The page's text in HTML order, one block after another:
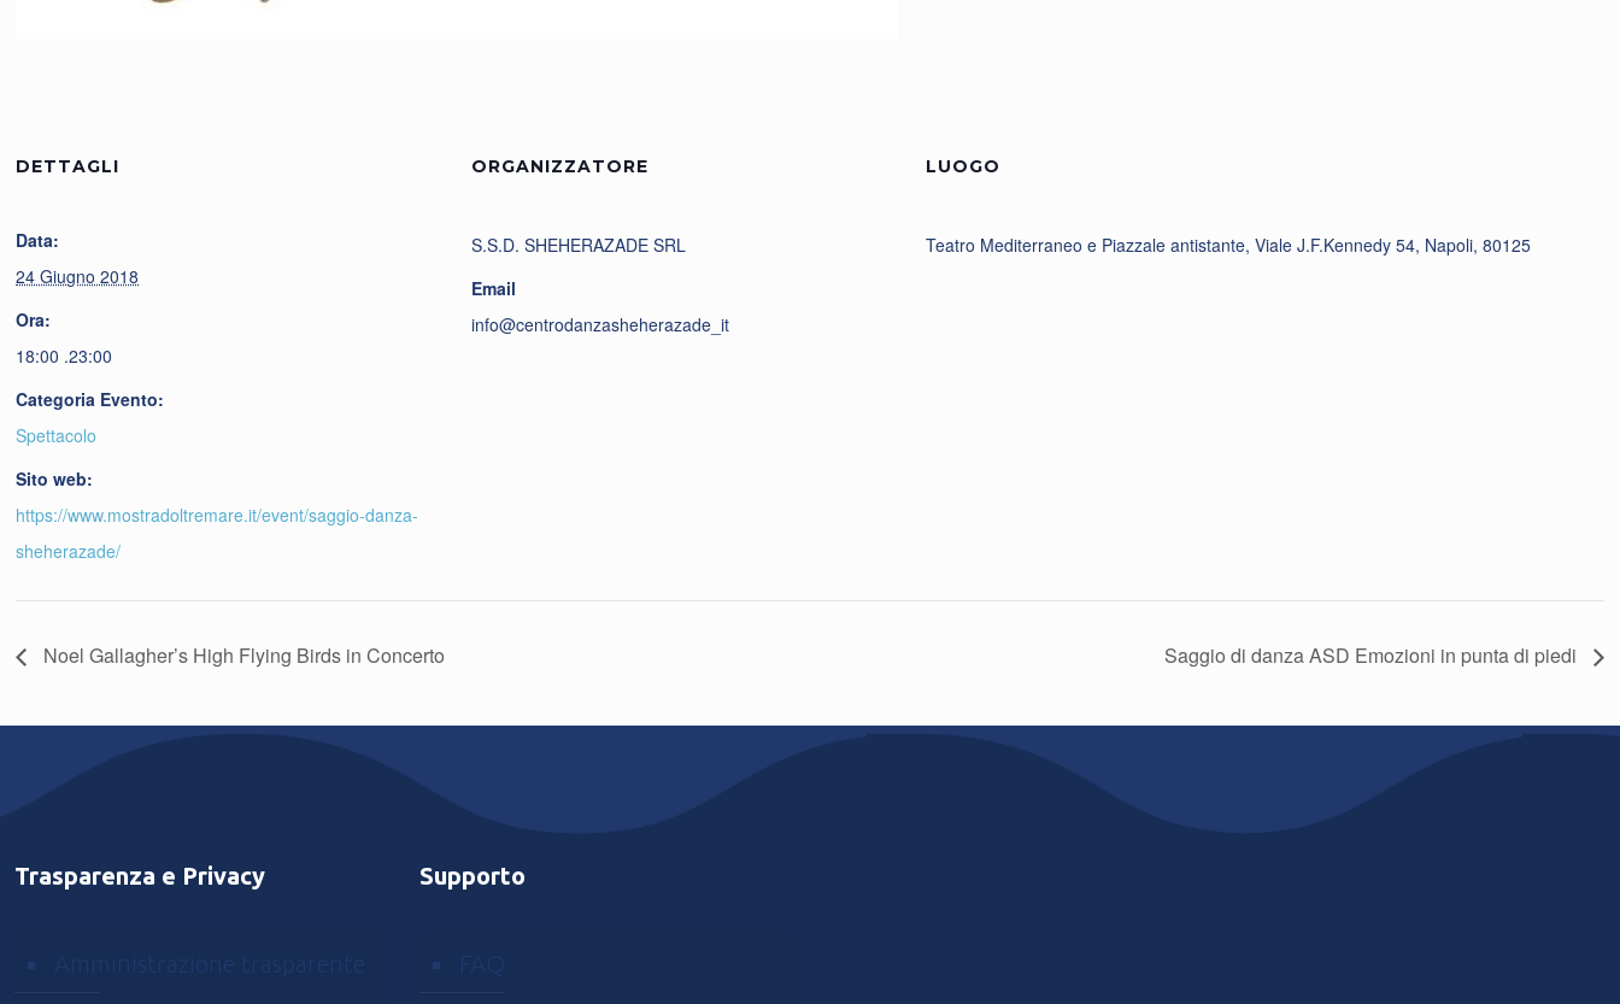
DETTAGLI
Data:
24 Giugno 2018
Ora:
18:00 .23:00
Categoria Evento:
Spettacolo
Sito web:
https://www.mostradoltremare.it/event/saggio-danza-
sheherazade/
ORGANIZZATORE
S.S.D. SHEHERAZADE SRL
Email
info@centrodanzasheherazade_it
LUOGO
Teatro Mediterraneo e Piazzale antistante, Viale J.F.Kennedy 54, Napoli, 80125
Noel Gallagher’s High Flying Birds in Concerto Saggio di danza ASD Emozioni in punta di piedi
Trasparenza e Privacy
Amministrazione trasparente
Supporto
FAQ